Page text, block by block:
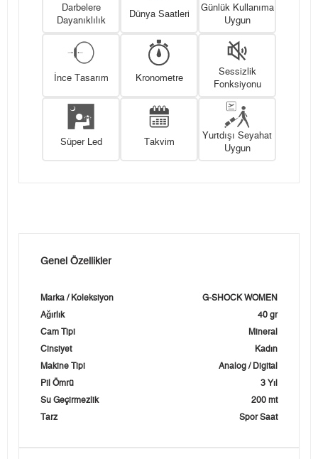
Darbelere
Dayanıklılık
Dünya Saatleri
Günlük Kullanıma
Uygun
İnce Tasarım Kronometre
Sessizlik
Fonksiyonu
Süper Led Takvim
Yurtdışı Seyahat
Uygun
Genel Özellikler
Marka / Koleksiyon
G-SHOCK WOMEN
Ağırlık
40 gr
Cam Tipi
Mineral
Cinsiyet
Kadın
Makine Tipi
Analog / Digital
Pil Ömrü
3 Yıl
Su Geçirmezlik
200 mt
Tarz
Spor Saat